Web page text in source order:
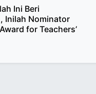
Ini Beri
Inilah Nominator
for Teachers’